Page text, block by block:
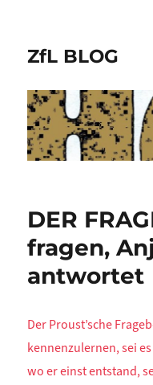
ZfL BLOG
DER
fragen,
antwortet
Der Proust’sche
kennenzulernen, sei
wo er einst entstand,